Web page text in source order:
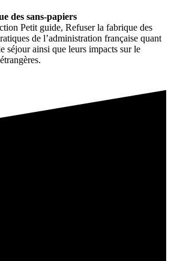
des sans-papiers
Petit guide, Refuser la fabrique des
de l’administration française quant
séjour ainsi que leurs impacts sur le